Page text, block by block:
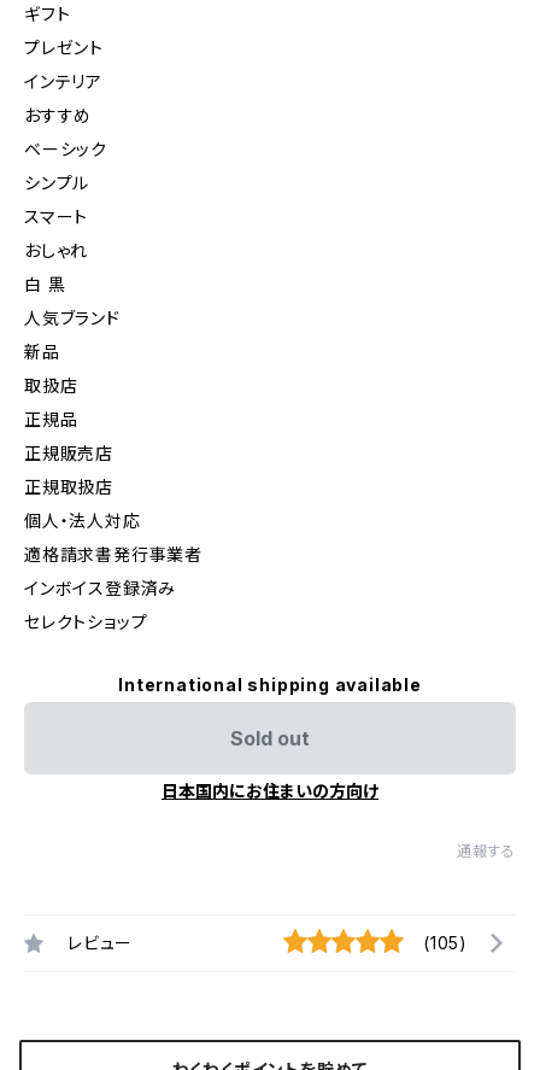
ギフト
プレゼント
インテリア
おすすめ
ベーシック
シンプル
スマート
おしゃれ
白 黒
人気ブランド
新品
取扱店
正規品
正規販売店
正規取扱店
個人・法人対応
適格請求書発行事業者
インボイス登録済み
セレクトショップ
International shipping available
Sold out
日本国内にお住まいの方向け
通報する
レビュー (105)